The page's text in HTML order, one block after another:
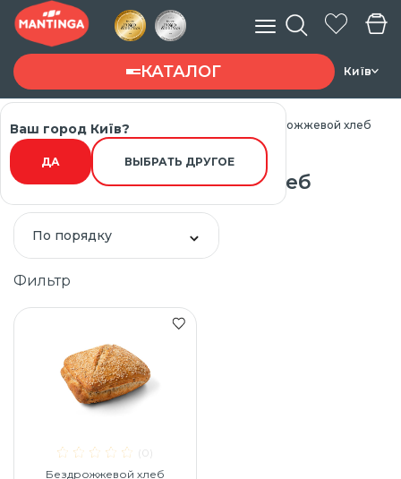
Введите запрос ...
КАТАЛОГ Київ
Ваш город Київ?
ДА ВЫБРАТЬ ДРУГОЕ
Главная Каталог товарів Бездрожжевой хлеб
Бездрожжевой хлеб
По порядку
Фильтр
(0)
Бездрожжевой хлеб